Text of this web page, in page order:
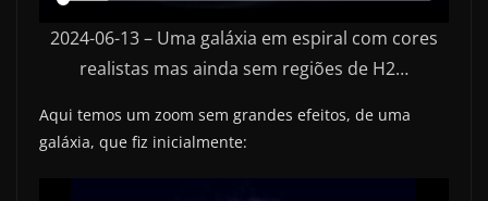
2024-06-13 – Uma galáxia em espiral com cores
realistas mas ainda sem regiões de H2…
Aqui temos um zoom sem grandes efeitos, de uma
galáxia, que fiz inicialmente: